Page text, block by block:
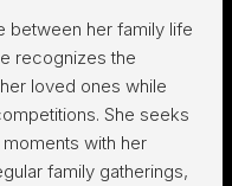
between her family life
recognizes the
loved ones while
She seeks
with her
family gatherings,